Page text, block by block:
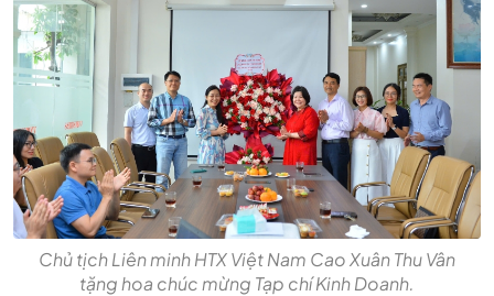
Chủ tịch Liên minh HTX Việt Nam Cao Xuân Thu Vân
tặng hoa chúc mừng Tạp chí Kinh Doanh.